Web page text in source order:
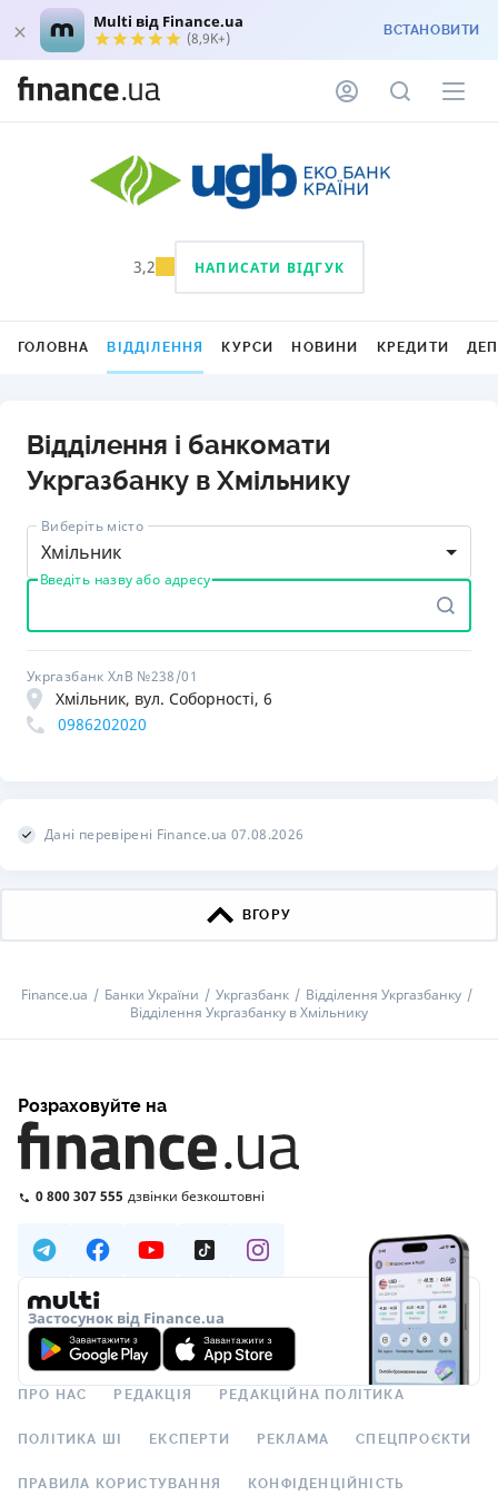
Multi від Finance.ua
(8,9K+) ВСТАНОВИТИ
3,2 НАПИСАТИ ВІДГУК
ГОЛОВНА ВІДДІЛЕННЯ КУРСИ НОВИНИ КРЕДИТИ
Відділення і банкомати
Укргазбанку в Хмільнику
Виберіть місто
Хмільник
Введіть назву або адресу
Укргазбанк ХлВ №238/01
Хмільник, вул. Соборності, 6
0986202020
Дані перевірені Finance.ua 07.08.2026
ВГОРУ
Finance.ua Банки України Укргазбанк
Відділення Укргазбанку
Відділення Укргазбанку в Хмільнику
Розраховуйте на
0 800 307 555 дзвінки безкоштовні
Застосунок від Finance.ua
ПРО НАС РЕДАКЦІЯ РЕДАКЦІЙНА ПОЛІТИКА
ПОЛІТИКА ШІ ЕКСПЕРТИ РЕКЛАМА СПЕЦПРОЄКТИ
ПРАВИЛА КОРИСТУВАННЯ КОНФІДЕНЦІЙНІСТЬ